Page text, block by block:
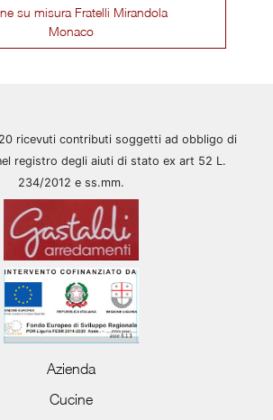
su misura Fratelli Mirandola
Monaco
ricevuti contributi soggetti ad obbligo di
registro degli aiuti di stato ex art 52 L.
234/2012 e ss.mm.
Azienda
Cucine